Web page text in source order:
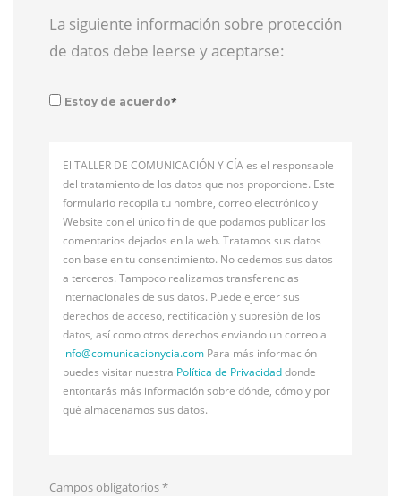
La siguiente información sobre protección
de datos debe leerse y aceptarse:
Estoy de acuerdo*
El TALLER DE COMUNICACIÓN Y CÍA es el responsable
del tratamiento de los datos que nos proporcione. Este
formulario recopila tu nombre, correo electrónico y
Website con el único fin de que podamos publicar los
comentarios dejados en la web. Tratamos sus datos
con base en tu consentimiento. No cedemos sus datos
a terceros. Tampoco realizamos transferencias
internacionales de sus datos. Puede ejercer sus
derechos de acceso, rectificación y supresión de los
datos, así como otros derechos enviando un correo a
info@comunicacionycia.com Para más información
puedes visitar nuestra Política de Privacidaddonde
entontarás más información sobre dónde, cómo y por
qué almacenamos sus datos.
Campos obligatorios*